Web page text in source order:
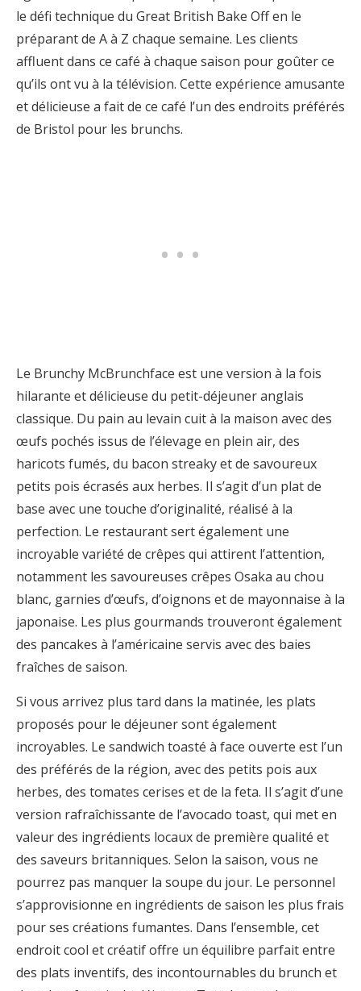
le défi technique du Great British Bake Off en le
préparant de A à Z chaque semaine. Les clients
affluent dans ce café à chaque saison pour goûter ce
qu’ils ont vu à la télévision. Cette expérience amusante
et délicieuse a fait de ce café l’un des endroits préférés
de Bristol pour les brunchs.
Le Brunchy McBrunchface est une version à la fois
hilarante et délicieuse du petit-déjeuner anglais
classique. Du pain au levain cuit à la maison avec des
œufs pochés issus de l’élevage en plein air, des
haricots fumés, du bacon streaky et de savoureux
petits pois écrasés aux herbes. Il s’agit d’un plat de
base avec une touche d’originalité, réalisé à la
perfection. Le restaurant sert également une
incroyable variété de crêpes qui attirent l’attention,
notamment les savoureuses crêpes Osaka au chou
blanc, garnies d’œufs, d’oignons et de mayonnaise à la
japonaise. Les plus gourmands trouveront également
des pancakes à l’américaine servis avec des baies
fraîches de saison.
Si vous arrivez plus tard dans la matinée, les plats
proposés pour le déjeuner sont également
incroyables. Le sandwich toasté à face ouverte est l’un
des préférés de la région, avec des petits pois aux
herbes, des tomates cerises et de la feta. Il s’agit d’une
version rafraîchissante de l’avocado toast, qui met en
valeur des ingrédients locaux de première qualité et
des saveurs britanniques. Selon la saison, vous ne
pourrez pas manquer la soupe du jour. Le personnel
s’approvisionne en ingrédients de saison les plus frais
pour ses créations fumantes. Dans l’ensemble, cet
endroit cool et créatif offre un équilibre parfait entre
des plats inventifs, des incontournables du brunch et